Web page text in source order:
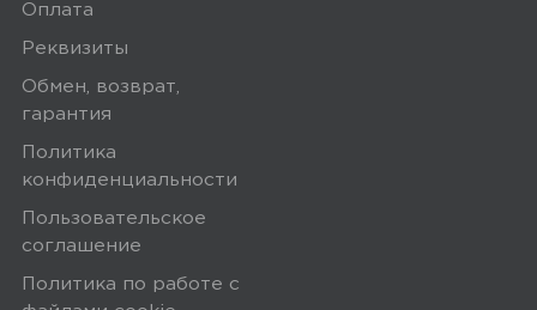
осмотр не более 15 минут.
некоторые виды товаров под
Оплата
Реквизиты
Обмен, возврат,
гарантия
Политика
конфиденциальности
Пользовательское
соглашение
Политика по работе с